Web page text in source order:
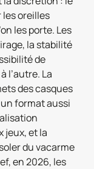
les oreilles
les porte. Les
la stabilité
de
l’autre. La
des casques
format aussi
jeux, et la
du vacarme
en 2026, les